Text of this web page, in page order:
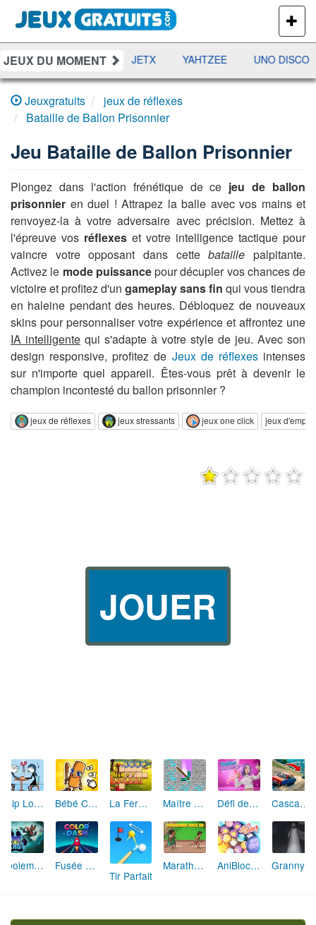
PLUS
DE
JEUX
JEUX DU MOMENT
DAMES RAMI JETX YAHTZEE UNO DISCO
Jeuxgratuits
jeux de réflexes
Bataille de Ballon Prisonnier
Jeu Bataille de Ballon Prisonnier
Plongez dans l'action frénétique de ce jeu de ballon
prisonnier en duel ! Attrapez la balle avec vos mains et
renvoyez-la à votre adversaire avec précision. Mettez à
l'épreuve vos réflexes et votre intelligence tactique pour
vaincre votre opposant dans cettebataille palpitante.
Activez le mode puissancepour décupler vos chances de
victoire et profitez d'un gameplay sans fin qui vous tiendra
en haleine pendant des heures. Débloquez de nouveaux
skins pour personnaliser votre expérience et affrontez une
IA intelligente qui s'adapte à votre style de jeu. Avec son
design responsive, profitez de Jeux de réflexesintenses
sur n'importe quel appareil. Êtes-vous prêt à devenir le
champion incontesté du ballon prisonnier ?
jeux de réflexes jeux stressants jeux one click jeux
JOUER
Skip Love: L'Amour en Péril Bébé Clic Italien: La Folie des Petits Bambins La Ferme des Mots - Cultivez votre Vocabulaire Maître de la Destruction: Fusion de Pioches Défi de Mode: Star du Podium Cascades Folles 3D
Aboiement Stellaire : Aventure Canine Fusée Chromatique: La Course des Couleurs
Tir Parfait
Marathon Champion io AniBlocos: Connecte les Animaux Mignons!